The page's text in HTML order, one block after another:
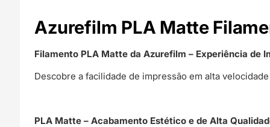
Azurefilm PLA Matte
Filamento PLA Matte da Azurefilm – Experiência de
Descobre a facilidade de impressão em alta
PLA Matte – Acabamento Estético e de Alta